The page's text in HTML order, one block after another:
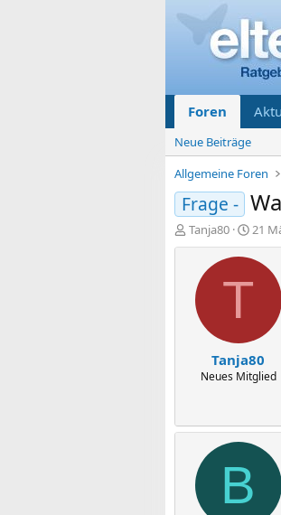
Foren
Neue Beiträge
Allgemeine Foren
Frage -
E
r
Tanja80
E
r
s
t
a
m
21
T
Tanja80
Neues Mitglied
B